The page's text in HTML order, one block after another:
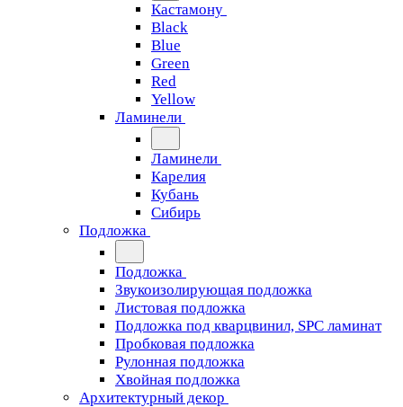
Кастамону
Black
Blue
Green
Red
Yellow
Ламинели
Ламинели
Карелия
Кубань
Сибирь
Подложка
Подложка
Звукоизолирующая подложка
Листовая подложка
Подложка под кварцвинил, SPC ламинат
Пробковая подложка
Рулонная подложка
Хвойная подложка
Архитектурный декор